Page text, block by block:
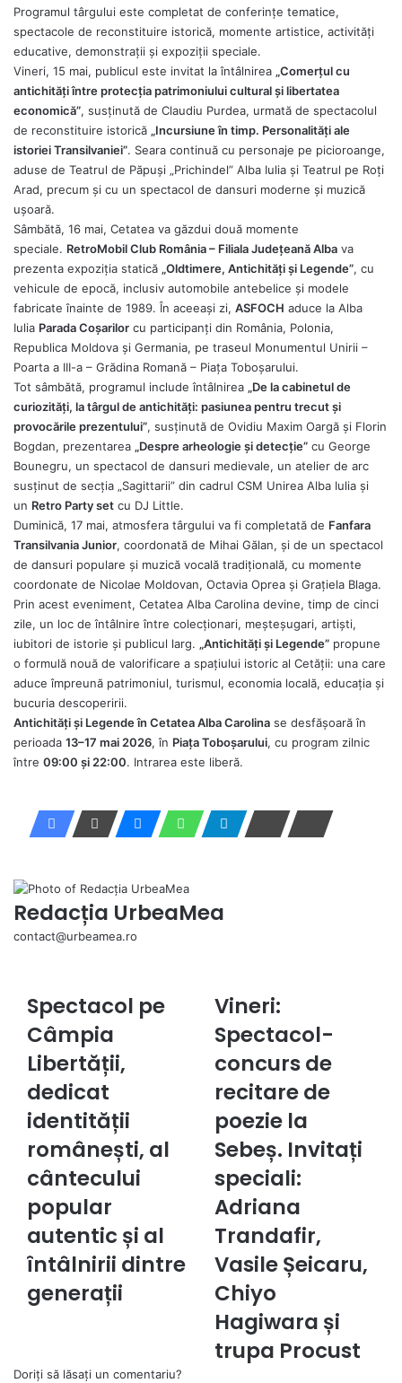
Programul târgului este completat de conferințe tematice,
spectacole de reconstituire istorică, momente artistice, activități
educative, demonstrații și expoziții speciale.
Vineri, 15 mai, publicul este invitat la întâlnirea „Comerțul cu
antichități între protecția patrimoniului cultural și libertatea
economică”, susținută de Claudiu Purdea, urmată de spectacolul
de reconstituire istorică „Incursiune în timp. Personalități ale
istoriei Transilvaniei”. Seara continuă cu personaje pe picioroange,
aduse de Teatrul de Păpuși „Prichindel” Alba Iulia și Teatrul pe Roți
Arad, precum și cu un spectacol de dansuri moderne și muzică
ușoară.
Sâmbătă, 16 mai, Cetatea va găzdui două momente
speciale. RetroMobil Club România – Filiala Județeană Alba va
prezenta expoziția statică „Oldtimere, Antichități și Legende”, cu
vehicule de epocă, inclusiv automobile antebelice și modele
fabricate înainte de 1989. În aceeași zi, ASFOCH aduce la Alba
Iulia Parada Coșarilor cu participanți din România, Polonia,
Republica Moldova și Germania, pe traseul Monumentul Unirii –
Poarta a III-a – Grădina Romană – Piața Toboșarului.
Tot sâmbătă, programul include întâlnirea „De la cabinetul de
curiozități, la târgul de antichități: pasiunea pentru trecut și
provocările prezentului”, susținută de Ovidiu Maxim Oargă și Florin
Bogdan, prezentarea „Despre arheologie și detecție” cu George
Bounegru, un spectacol de dansuri medievale, un atelier de arc
susținut de secția „Sagittarii” din cadrul CSM Unirea Alba Iulia și
un Retro Party set cu DJ Little.
Duminică, 17 mai, atmosfera târgului va fi completată de Fanfara
Transilvania Junior, coordonată de Mihai Gălan, și de un spectacol
de dansuri populare și muzică vocală tradițională, cu momente
coordonate de Nicolae Moldovan, Octavia Oprea și Grațiela Blaga.
Prin acest eveniment, Cetatea Alba Carolina devine, timp de cinci
zile, un loc de întâlnire între colecționari, meșteșugari, artiști,
iubitori de istorie și publicul larg. „Antichități și Legende” propune
o formulă nouă de valorificare a spațiului istoric al Cetății: una care
aduce împreună patrimoniul, turismul, economia locală, educația și
bucuria descoperirii.
Antichități și Legende în Cetatea Alba Carolina se desfășoară în
perioada 13–17 mai 2026, în Piața Toboșarului, cu program zilnic
între 09:00 și 22:00. Intrarea este liberă.
Redacția UrbeaMea
contact@urbeamea.ro
Spectacol
Câmpia
Libertății,
dedicat
identității
românești,
al
cântecului
popular
autentic
și
întâlnirii
dintre
Spectacol pe
Câmpia
Libertății,
dedicat
identității
românești, al
cântecului
popular
autentic și al
întâlnirii dintre
generații
Vineri:
concurs
de
recitare
de
poezie
la
Sebeș.
speciali:
Adriana
Trandafir,
Vasile
Șeicaru,
Chiyo
Hagiwara
și
Procust
Vineri:
Spectacol-
concurs de
recitare de
poezie la
Sebeș. Invitați
speciali:
Adriana
Trandafir,
Vasile Șeicaru,
Chiyo
Hagiwara și
trupa Procust
Doriți să lăsați un comentariu?